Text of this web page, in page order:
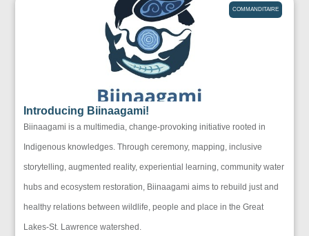
COMMANDITAIRE
Introducing Biinaagami!
Biinaagami is a multimedia, change-provoking initiative rooted in
Indigenous knowledges. Through ceremony, mapping, inclusive
storytelling, augmented reality, experiential learning, community water
hubs and ecosystem restoration, Biinaagami aims to rebuild just and
healthy relations between wildlife, people and place in the Great
Lakes-St. Lawrence watershed.